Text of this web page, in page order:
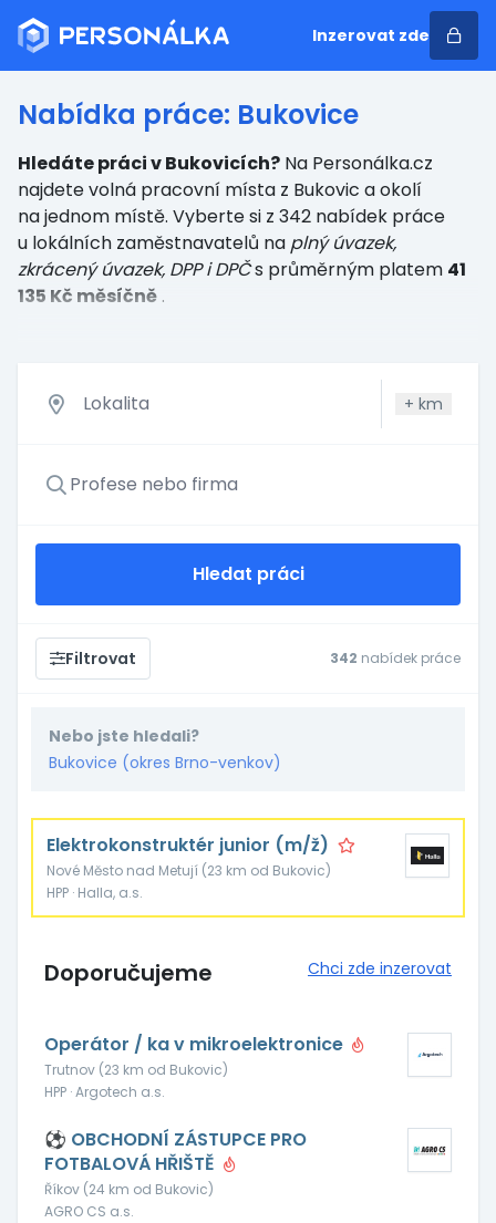
Inzerovat zde
Nabídka práce: Bukovice
Hledáte práci v Bukovicích? Na Personálka.cz
najdete volná pracovní místa z Bukovic a okolí
na jednom místě. Vyberte si z 342 nabídek práce
u lokálních zaměstnavatelů na plný úvazek,
zkrácený úvazek, DPP i DPČs průměrným platem 41
135 Kč měsíčně .
+ km
Hledat práci
Filtrovat 342 nabídek práce
Nebo jste hledali?
Bukovice (okres Brno-venkov)
Elektrokonstruktér junior (m/ž)
Nové Město nad Metují (23 km od Bukovic)
HPP · Halla, a.s.
Doporučujeme Chci zde inzerovat
Operátor / ka v mikroelektronice
Trutnov (23 km od Bukovic)
HPP · Argotech a.s.
⚽ OBCHODNÍ ZÁSTUPCE PRO
FOTBALOVÁ HŘIŠTĚ
Říkov (24 km od Bukovic)
AGRO CS a.s.